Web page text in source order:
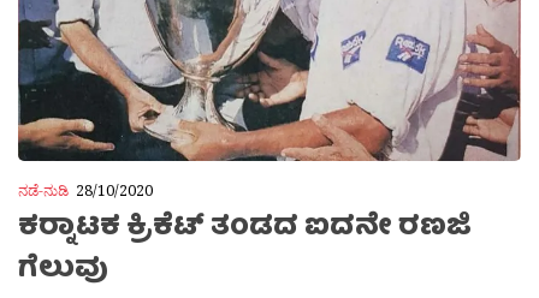
ನಡೆ-ನುಡಿ 28/10/2020
ಕರ‍್ನಾಟಕ ಕ್ರಿಕೆಟ್ ತಂಡದ ಐದನೇ ರಣಜಿ
ಗೆಲುವು